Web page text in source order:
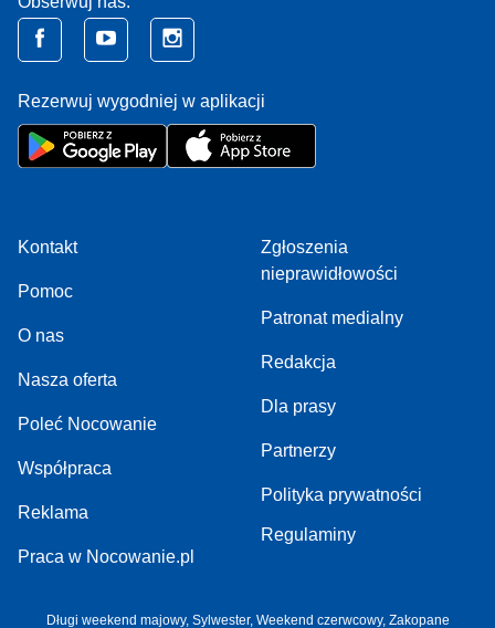
Rezerwuj wygodniej w aplikacji
Kontakt
Pomoc
O nas
Nasza oferta
Poleć Nocowanie
Współpraca
Reklama
Praca w Nocowanie.pl
Zgłoszenia
nieprawidłowości
Patronat medialny
Redakcja
Dla prasy
Partnerzy
Polityka prywatności
Regulaminy
Długi weekend majowy, Sylwester, Weekend czerwcowy, Zakopane